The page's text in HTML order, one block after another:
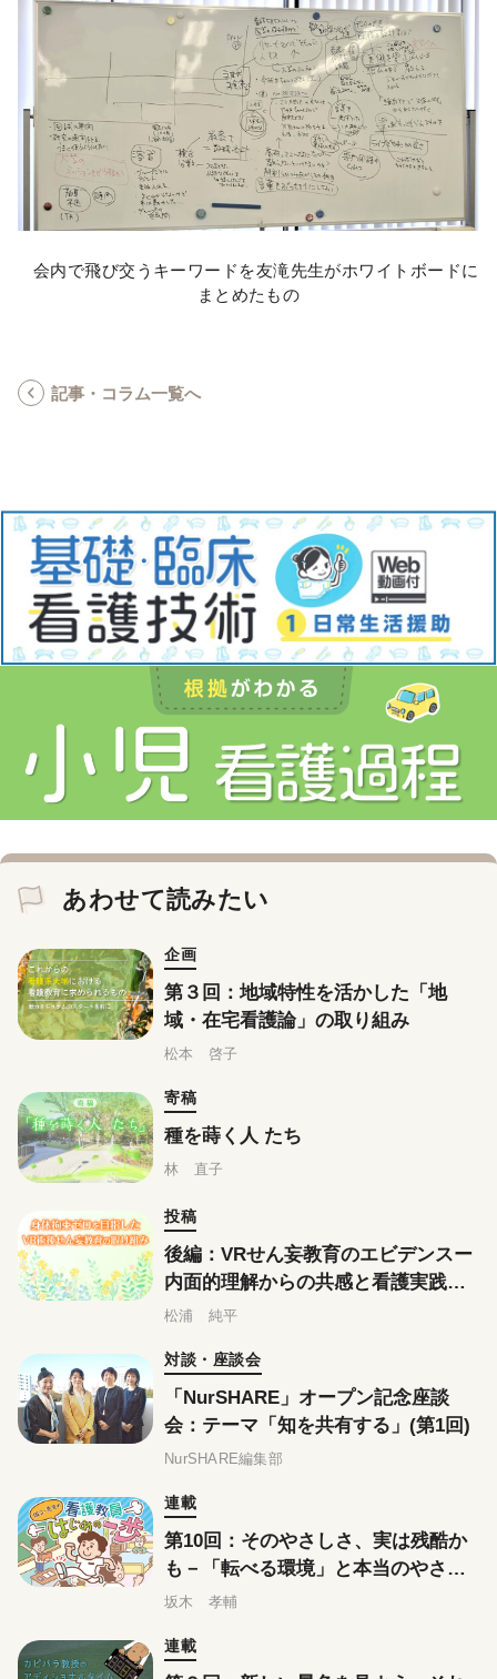
会内で飛び交うキーワードを友滝先生がホワイトボードに
まとめたもの
記事・コラム一覧へ
あわせて読みたい
企画
第３回：地域特性を活かした「地
域・在宅看護論」の取り組み
松本 啓子
寄稿
種を蒔く人 たち
林 直子
投稿
後編：VRせん妄教育のエビデンスー
内面的理解からの共感と看護実践を
変える力
松浦 純平
対談・座談会
「NurSHARE」オープン記念座談
会：テーマ「知を共有する」(第1回)
NurSHARE編集部
連載
第10回：そのやさしさ、実は残酷か
も－「転べる環境」と本当のやさし
さについて考える
坂木 孝輔
連載